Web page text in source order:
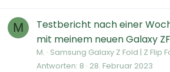
M
Testbericht nach einer
mit meinem neuen Galaxy
M. Samsung Galaxy Z Fold | Z Flip
Antworten 8 28. Februar 2023